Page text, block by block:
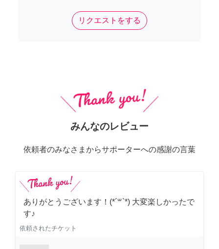
リクエストをする
みんなのレビュー
依頼者のみなさまからサポーターへの感謝の言葉
ありがとうございます！(*´꒳`*) 大変楽しかったで
す♪
依頼されたチケット